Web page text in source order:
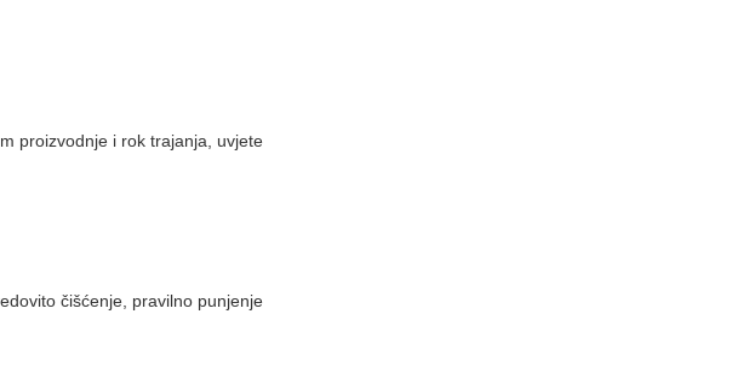
proizvodnje i rok trajanja, uvjete
čišćenje, pravilno punjenje